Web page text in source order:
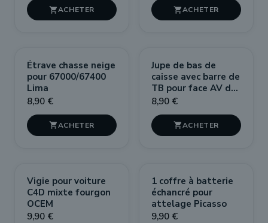
 
Étrave chasse neige
pour 67000/67400
Lima
8,90 €

Jupe de bas de
caisse avec barre de
TB pour face AV de
BB67000/67300
8,90 €

Vigie pour voiture
C4D mixte fourgon
OCEM
9,90 €
1 coffre à batterie
échancré pour
attelage Picasso
9,90 €